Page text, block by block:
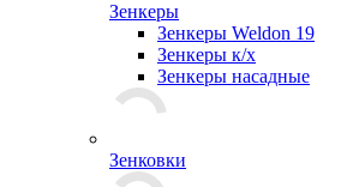
Зенкеры
Зенкеры Weldon 19
Зенкеры к/х
Зенкеры насадные
Зенковки